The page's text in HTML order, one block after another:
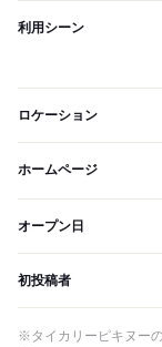
利用シーン
ロケーション
ホームページ
オープン日
初投稿者
※タイカリーピキヌー